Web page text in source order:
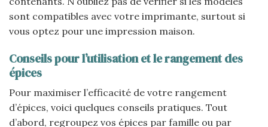
sont compatibles avec votre imprimante, surtout si
vous optez pour une impression maison.
Conseils pour l’utilisation et le rangement des
épices
Pour maximiser l’efficacité de votre rangement
d’épices, voici quelques conseils pratiques. Tout
d’abord, regroupez vos épices par famille ou par